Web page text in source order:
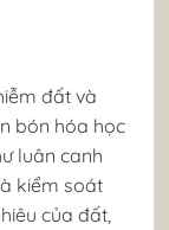
đất và
bón hóa học
luân canh
kiểm soát
của đất,